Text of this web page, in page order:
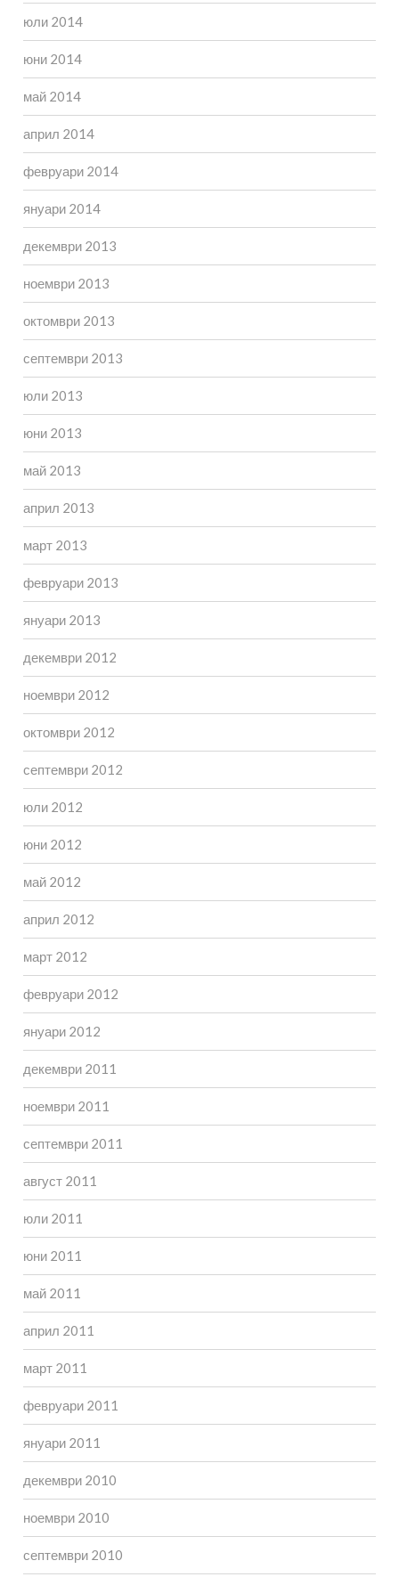
юли 2014
юни 2014
май 2014
април 2014
февруари 2014
януари 2014
декември 2013
ноември 2013
октомври 2013
септември 2013
юли 2013
юни 2013
май 2013
април 2013
март 2013
февруари 2013
януари 2013
декември 2012
ноември 2012
октомври 2012
септември 2012
юли 2012
юни 2012
май 2012
април 2012
март 2012
февруари 2012
януари 2012
декември 2011
ноември 2011
септември 2011
август 2011
юли 2011
юни 2011
май 2011
април 2011
март 2011
февруари 2011
януари 2011
декември 2010
ноември 2010
септември 2010